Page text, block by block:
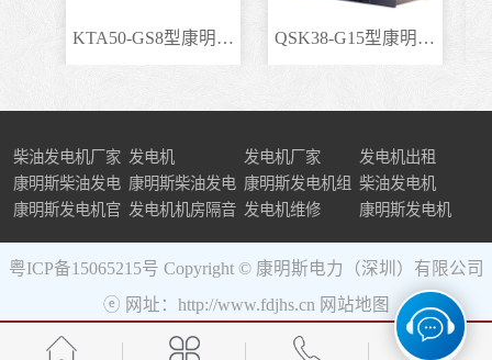
KTA50-GS8型康明斯柴.. QSK38-G15型康明斯柴..
柴油发电机厂家 发电机 发电机厂家
发电机出租
康明斯柴油发电
机组
康明斯柴油发电
机
康明斯发电机组 柴油发电机
康明斯发电机官 发电机机房隔音 发电机维修 康明斯发电机
粤ICP备15065215号 Copyright © 康明斯电力（深圳）有限公司
ⓔ 网址：http://www.fdjhs.cn 网站地图